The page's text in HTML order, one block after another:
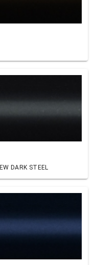
DARK STEEL